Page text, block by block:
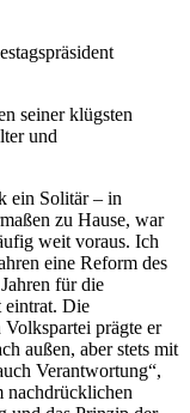
seiner klügsten
und
ein Solitär – in
zu Hause, war
weit voraus. Ich
eine Reform des
für die
eintrat. Die
prägte er
außen, aber stets mit
Verantwortung“,
nachdrücklichen